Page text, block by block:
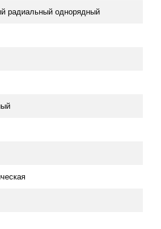
радиальный однорядный